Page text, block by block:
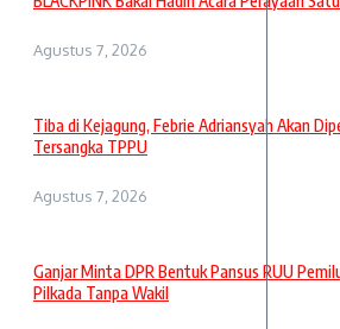
Agustus 7, 2026
Tiba di Kejagung, Febrie Adriansyah Akan
Tersangka TPPU
Agustus 7, 2026
Ganjar Minta DPR Bentuk Pansus RUU
Pilkada Tanpa Wakil